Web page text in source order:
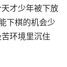
才少年被下放
下棋的机会少
环境里沉住